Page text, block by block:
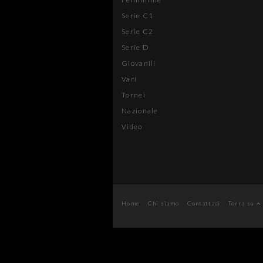
Serie C1
Serie C2
Serie D
Giovanili
Vari
Tornei
Nazionale
Video
Home Chi siamo Contattaci Torna su